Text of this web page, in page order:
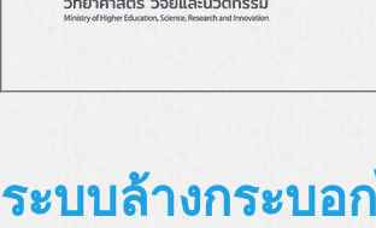
ระบบล้างกระบ